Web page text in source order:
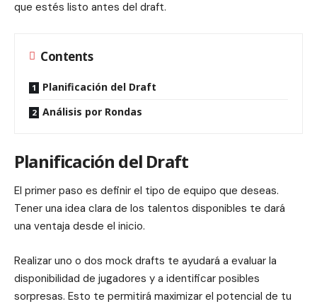
que estés listo antes del draft.
Contents
Planificación del Draft
Análisis por Rondas
Planificación del Draft
El primer paso es definir el tipo de equipo que deseas.
Tener una idea clara de los talentos disponibles te dará
una ventaja desde el inicio.
Realizar uno o dos mock drafts te ayudará a evaluar la
disponibilidad de jugadores y a identificar posibles
sorpresas. Esto te permitirá maximizar el potencial de tu